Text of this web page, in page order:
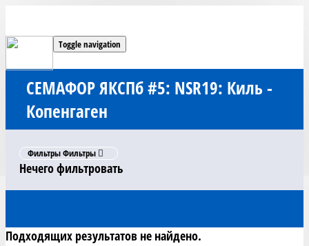
Toggle navigation
СЕМАФОР ЯКСПб #5: NSR19: Киль -
Копенгаген
ФильтрыФильтры
Нечего фильтровать
Подходящих результатов не найдено.